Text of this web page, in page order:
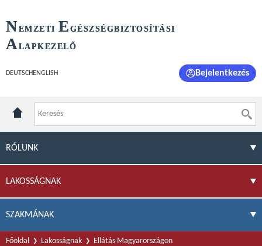
NEMZETI E GÉSZSÉGBIZTOSÍTÁSI
ALAPKEZELŐ
DEUTSCH ENGLISH Bejelentkezés
RÓLUNK
LAKOSSÁGNAK
SZAKMÁNAK
Főoldal Lakosságnak
Ellátás Magyarországon